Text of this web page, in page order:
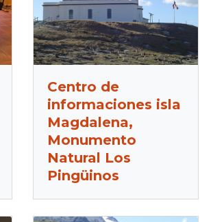
Centro de
informaciones isla
Magdalena,
Monumento
Natural Los
Pingüinos